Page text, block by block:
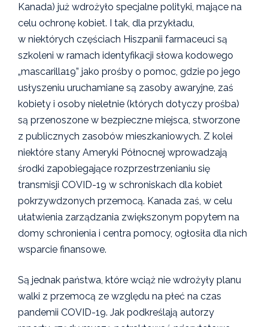
Kanada) już wdrożyło specjalne polityki, mające na
celu ochronę kobiet. I tak, dla przykładu,
w niektórych częściach Hiszpanii farmaceuci są
szkoleni w ramach identyfikacji słowa kodowego
„mascarilla19” jako prośby o pomoc, gdzie po jego
usłyszeniu uruchamiane są zasoby awaryjne, zaś
kobiety i osoby nieletnie (których dotyczy prośba)
są przenoszone w bezpieczne miejsca, stworzone
z publicznych zasobów mieszkaniowych. Z kolei
niektóre stany Ameryki Północnej wprowadzają
środki zapobiegające rozprzestrzenianiu się
transmisji COVID-19 w schroniskach dla kobiet
pokrzywdzonych przemocą. Kanada zaś, w celu
ułatwienia zarządzania zwiększonym popytem na
domy schronienia i centra pomocy, ogłosiła dla nich
wsparcie finansowe.
Są jednak państwa, które wciąż nie wdrożyły planu
walki z przemocą ze względu na płeć na czas
pandemii COVID-19. Jak podkreślają autorzy